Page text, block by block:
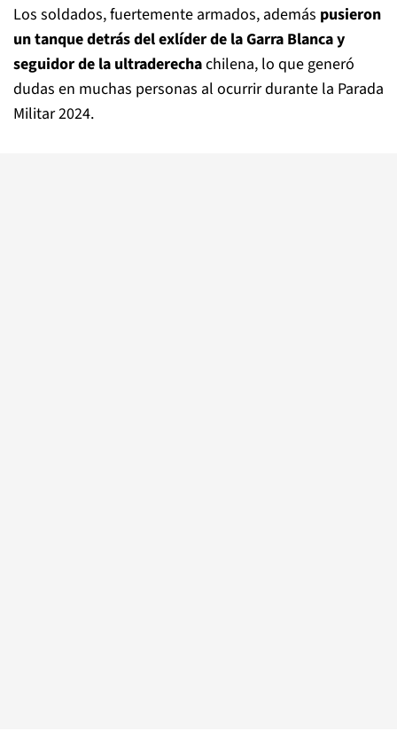
Los soldados, fuertemente armados, además pusieron
un tanque detrás del exlíder de la Garra Blanca y
seguidor de la ultraderechachilena, lo que generó
dudas en muchas personas al ocurrir durante la Parada
Militar 2024.